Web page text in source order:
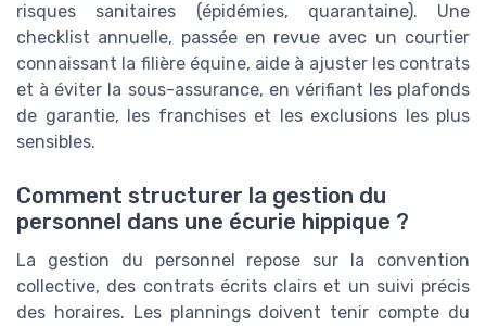
risques sanitaires (épidémies, quarantaine). Une
checklist annuelle, passée en revue avec un courtier
connaissant la filière équine, aide à ajuster les contrats
et à éviter la sous-assurance, en vérifiant les plafonds
de garantie, les franchises et les exclusions les plus
sensibles.
Comment structurer la gestion du
personnel dans une écurie hippique ?
La gestion du personnel repose sur la convention
collective, des contrats écrits clairs et un suivi précis
des horaires. Les plannings doivent tenir compte du